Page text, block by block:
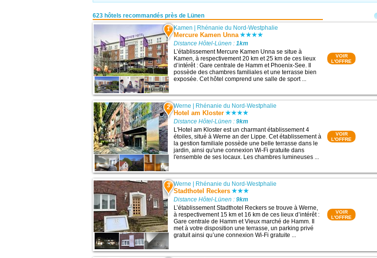
623 hôtels recommandés près de Lünen
1 Kamen | Rhénanie du Nord-Westphalie
Mercure Kamen Unna
Distance Hôtel-Lünen :1km
L’établissement Mercure Kamen Unna se situe à
Kamen, à respectivement 20 km et 25 km de ces lieux
d’intérêt : Gare centrale de Hamm et Phoenix-See. Il
possède des chambres familiales et une terrasse bien
exposée. Cet hôtel comprend une salle de sport ...
VOIR
L'OFFRE
2 Werne | Rhénanie du Nord-Westphalie
Hotel am Kloster
Distance Hôtel-Lünen :9km
L'Hotel am Kloster est un charmant établissement 4
étoiles, situé à Werne an der Lippe. Cet établissement à
la gestion familiale possède une belle terrasse dans le
jardin, ainsi qu'une connexion Wi-Fi gratuite dans
l'ensemble de ses locaux. Les chambres lumineuses ...
VOIR
L'OFFRE
3 Werne Rhénanie du Nord-Westphalie
Stadthotel Reckers
Distance Hôtel-Lünen :9km
L’établissement Stadthotel Reckers se trouve à Werne,
à respectivement 15 km et 16 km de ces lieux d’intérêt :
Gare centrale de Hamm et Vieux marché de Hamm. Il
met à votre disposition une terrasse, un parking privé
gratuit ainsi qu’une connexion Wi-Fi gratuite ...
VOIR
L'OFFRE